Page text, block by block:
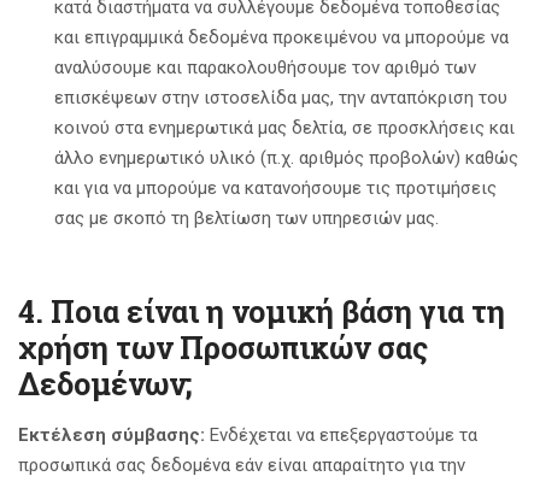
κατά διαστήματα να συλλέγουμε δεδομένα τοποθεσίας
και επιγραμμικά δεδομένα προκειμένου να μπορούμε να
αναλύσουμε και παρακολουθήσουμε τον αριθμό των
επισκέψεων στην ιστοσελίδα μας, την ανταπόκριση του
κοινού στα ενημερωτικά μας δελτία, σε προσκλήσεις και
άλλο ενημερωτικό υλικό (π.χ. αριθμός προβολών) καθώς
και για να μπορούμε να κατανοήσουμε τις προτιμήσεις
σας με σκοπό τη βελτίωση των υπηρεσιών μας.
4. Ποια είναι η νομική βάση για τη
χρήση των Προσωπικών σας
Δεδομένων;
Εκτέλεση σύμβασης: Ενδέχεται να επεξεργαστούμε τα
προσωπικά σας δεδομένα εάν είναι απαραίτητο για την